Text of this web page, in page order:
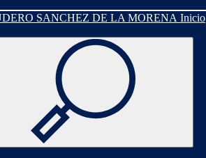
Inicio